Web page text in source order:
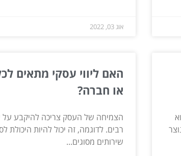
אוג 03, 2022
האם ליווי עסקי מתאים
או חברה?
הצמיחה של העסק צריכה להיקבע על
רבים. לדוגמה, זה יכול להיות היכולת
שירותים מסוגים...